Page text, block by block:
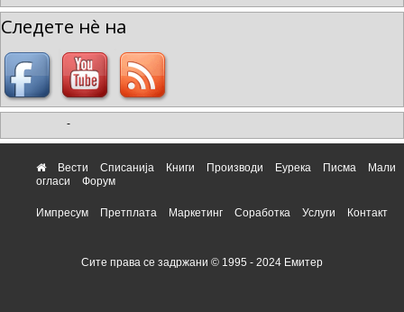
Следете нè на
-
Вести Списанија Книги Производи Еурека Писма
Мали
огласи
Форум
Импресум Претплата Маркетинг Соработка Услуги Контакт
Сите права се задржани © 1995 - 2024 Емитер